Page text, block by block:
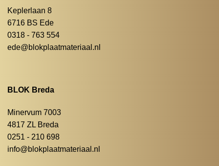
Keplerlaan 8
6716 BS Ede
0318 - 763 554
ede@blokplaatmateriaal.nl
BLOK Breda
Minervum 7003
4817 ZL Breda
0251 - 210 698
info@blokplaatmateriaal.nl